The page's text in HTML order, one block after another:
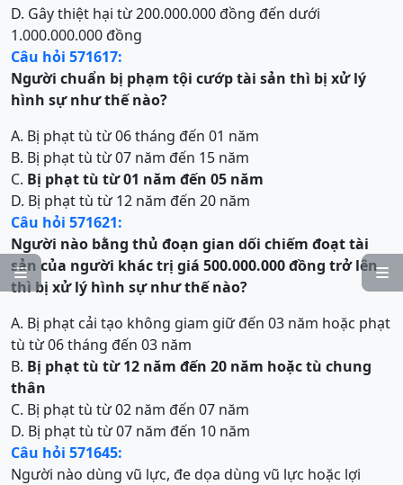


D. Gây thiệt hại từ 200.000.000 đồng đến dưới
1.000.000.000 đồng
Câu hỏi 571617:
Người chuẩn bị phạm tội cướp tài sản thì bị xử lý
hình sự như thế nào?
A. Bị phạt tù từ 06 tháng đến 01 năm
B. Bị phạt tù từ 07 năm đến 15 năm
C. Bị phạt tù từ 01 năm đến 05 năm
D. Bị phạt tù từ 12 năm đến 20 năm
Câu hỏi 571621:
Người nào bằng thủ đoạn gian dối chiếm đoạt tài
sản của người khác trị giá 500.000.000 đồng trở lên
thì bị xử lý hình sự như thế nào?
A. Bị phạt cải tạo không giam giữ đến 03 năm hoặc phạt
tù từ 06 tháng đến 03 năm
B. Bị phạt tù từ 12 năm đến 20 năm hoặc tù chung
thân
C. Bị phạt tù từ 02 năm đến 07 năm
D. Bị phạt tù từ 07 năm đến 10 năm
Câu hỏi 571645:
Người nào dùng vũ lực, đe dọa dùng vũ lực hoặc lợi